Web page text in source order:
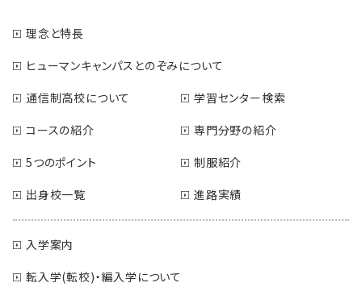
理念と特長
ヒューマンキャンパスとのぞみについて
通信制高校について
学習センター検索
コースの紹介
専門分野の紹介
5つのポイント
制服紹介
出身校一覧
進路実績
入学案内
転入学(転校)・編入学について